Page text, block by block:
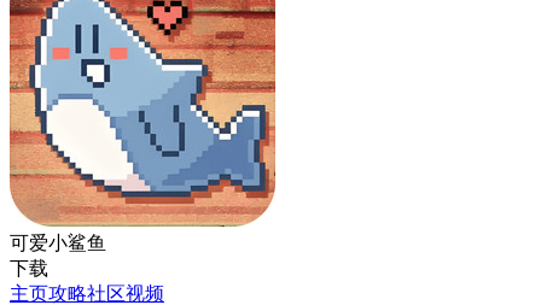
可爱小鲨鱼
下载
主页攻略社区视频